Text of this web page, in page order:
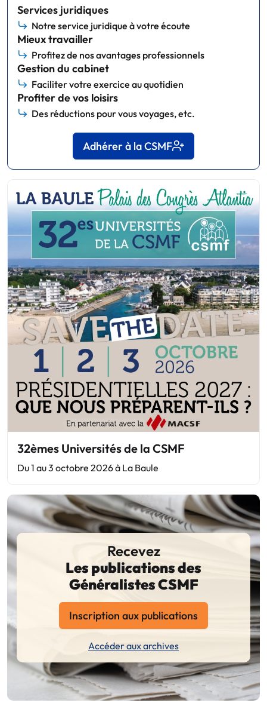
Services juridiques
Notre service juridique à votre écoute
Mieux travailler
Profitez de nos avantages professionnels
Gestion du cabinet
Faciliter votre exercice au quotidien
Profiter de vos loisirs
Des réductions pour vous voyages, etc.
Adhérer à la CSMF
32èmes Universités de la CSMF
Du 1 au 3 octobre 2026 à La Baule
Recevez
Les publications des
Généralistes CSMF
Inscription aux publications
Accéder aux archives